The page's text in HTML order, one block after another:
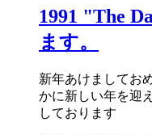
1991 "The
ます。
新年あけましてお
かに新しい年を迎
しております